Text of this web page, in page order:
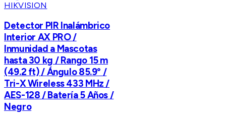
HIKVISION
Detector PIR Inalámbrico
Interior AX PRO /
Inmunidad a Mascotas
hasta 30 kg / Rango 15 m
(49.2 ft) / Ángulo 85.9° /
Tri-X Wireless 433 MHz /
AES-128 / Batería 5 Años /
Negro